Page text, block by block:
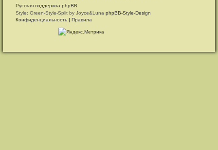
Русская поддержка phpBB
Style: Green-Style-Split by Joyce&LunaphpBB-Style-Design
Конфиденциальность |Правила